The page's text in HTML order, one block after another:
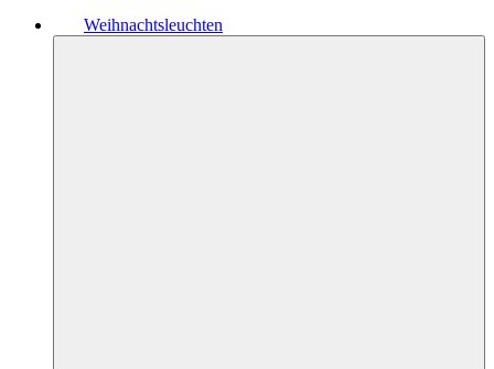
Weihnachtsleuchten